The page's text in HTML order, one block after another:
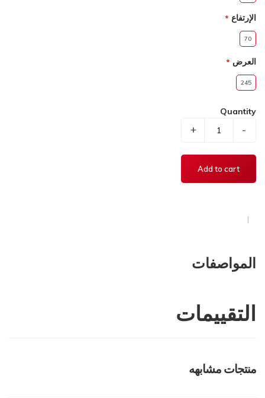
الإرتفاع
70
العرض
245
Quantity
-
+
المواصفات
التقييمات
منتجات مشابهه